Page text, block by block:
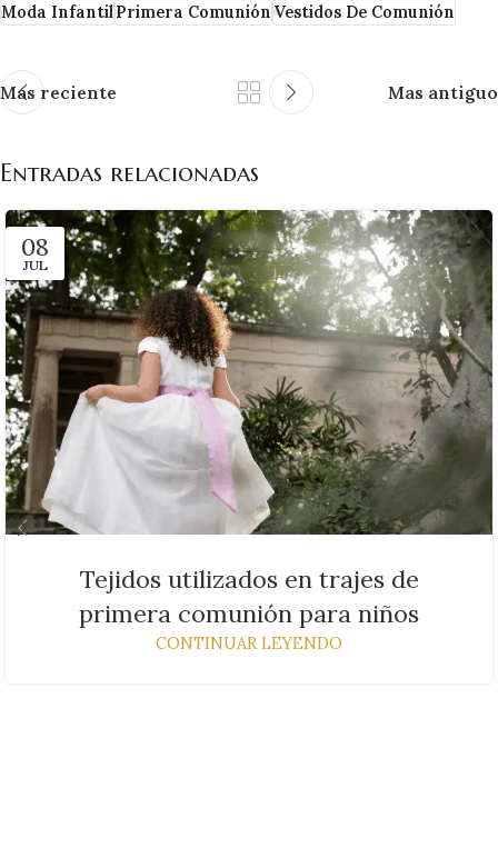
Moda InfantilPrimera ComuniónVestidos De Comunión
Mas reciente Mas antiguo
Entradas relacionadas
08
JUL
Tejidos utilizados en trajes de
primera comunión para niños
CONTINUAR LEYENDO